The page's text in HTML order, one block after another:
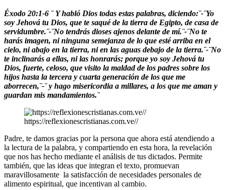
Éxodo 20:1-6 ¨ Y habló Dios todas estas palabras, diciendo:¨-¨Yo
soy Jehová tu Dios, que te saqué de la tierra de Egipto, de casa de
servidumbre.¨-¨No tendrás dioses ajenos delante de mí.¨-¨No te
harás imagen, ni ninguna semejanza de lo que esté arriba en el
cielo, ni abajo en la tierra, ni en las aguas debajo de la tierra.¨-¨No
te inclinarás a ellas, ni las honrarás; porque yo soy Jehová tu
Dios, fuerte, celoso, que visito la maldad de los padres sobre los
hijos hasta la tercera y cuarta generación de los que me
aborrecen,¨-¨ y hago misericordia a millares, a los que me aman y
guardan mis mandamientos.¨
https://reflexionescristianas.com.ve//
Padre, te damos gracias por la persona que ahora está atendiendo a
la lectura de la palabra, y compartiendo en esta hora, la revelación
que nos has hecho mediante el análisis de tus dictados. Permite
también, que las ideas que integran el texto, promuevan
maravillosamente la satisfacción de necesidades personales de
alimento espiritual, que incentivan al cambio.